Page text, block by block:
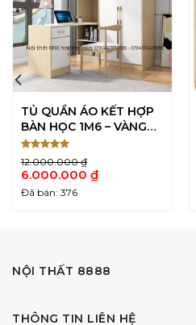
TỦ QUẦN ÁO KẾT HỢP
BÀN HỌC 1M6 – VÀNG
TRẮNG
Được xếp
hạng55
sao
12.000.000₫
Giá
gốc
là:
6.000.000 ₫
Giá
hiện
Đã bán: 376
NỘI THẤT 8888
THÔNG TIN LIÊN HỆ